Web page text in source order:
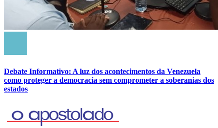
Debate Informativo: A luz dos acontecimentos da Venezuela
como proteger a democracia sem comprometer a soberanias dos
estados